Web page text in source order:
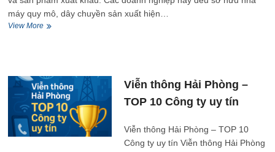
máy quy mô, dây chuyền sản xuất hiện…
View MoreĐồ
TOP
10
Công
ty
uy
tín
Viễn thông Hải Phòng –
TOP 10 Công ty uy tín
Viễn thông Hải Phòng – TOP 10
Công ty uy tín Viễn thông Hải Phòng